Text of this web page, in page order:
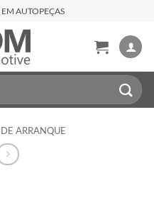
AUTOPEÇAS
ARRANQUE